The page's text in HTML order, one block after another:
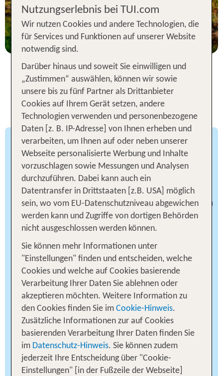
7 Nächte, Ü, DZ
p.P. ab 593 €
Die 6 besten Orte für Deine USA
Rundreise
Der Norden - Entdecke die Great
Lakes Region und Alaska
Faszinierend abwechslungsreich ist die Region
der Great Lakes Staaten. Benannt ist sie nach den
fünf Seen, die flächenmäßig das größte
Süßwasserseen-System der Welt ergeben. Der
Lake Superior, der Lake Huron, der Lake Erie und
der Lake Ontario liegen teils in den USA und teils
in Kanada, allein der Lake Michigan liegt komplett
in den USA. Insgesamt sieben amerikanische
Bundesstaaten säumen die Ufer der Seen. Neben
aufregenden Metropolen wie Cleveland, Chicago
oder Detroit – wo durch das Label Motown
Records Musikgeschichte geschrieben wurde –
kannst Du viele pittoreske Kleinstädte und
ursprüngliche Fischerorte entdecken. Außerdem
beeindruckende Dünenlandschaften, das
Nutzungserlebnis bei TUI.com
Wir nutzen Cookies und andere Technologien, die
für Services und Funktionen auf unserer Website
notwendig sind.
Darüber hinaus und soweit Sie einwilligen und
„Zustimmen“ auswählen, können wir sowie
unsere bis zu fünf Partner als Drittanbieter
Cookies auf Ihrem Gerät setzen, andere
Technologien verwenden und personenbezogene
Daten [z. B. IP-Adresse] von Ihnen erheben und
verarbeiten, um Ihnen auf oder neben unserer
Webseite personalisierte Werbung und Inhalte
vorzuschlagen sowie Messungen und Analysen
durchzuführen. Dabei kann auch ein
Datentransfer in Drittstaaten [z.B. USA] möglich
sein, wo vom EU-Datenschutzniveau abgewichen
werden kann und Zugriffe von dortigen Behörden
nicht ausgeschlossen werden können.
Sie können mehr Informationen unter
"Einstellungen" finden und entscheiden, welche
Cookies und welche auf Cookies basierende
Verarbeitung Ihrer Daten Sie ablehnen oder
akzeptieren möchten. Weitere Information zu
den Cookies finden Sie im Cookie-Hinweis.
Zusätzliche Informationen zur auf Cookies
basierenden Verarbeitung Ihrer Daten finden Sie
im Datenschutz-Hinweis. Sie können zudem
jederzeit Ihre Entscheidung über "Cookie-
Einstellungen" [in der Fußzeile der Webseite]